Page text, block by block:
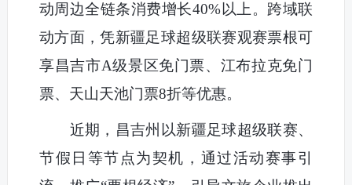
动周边全链条消费增长40%以上。跨域联
动方面，凭新疆足球超级联赛观赛票根可
享昌吉市A级景区免门票、江布拉克免门
票、天山天池门票8折等优惠。
近期，昌吉州以新疆足球超级联赛、
节假日等节点为契机，通过活动赛事引